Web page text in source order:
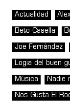
Actualidad
Beto Casella
Joe Fernández
Logia del buen
Música Nadie
Nos Gusta El